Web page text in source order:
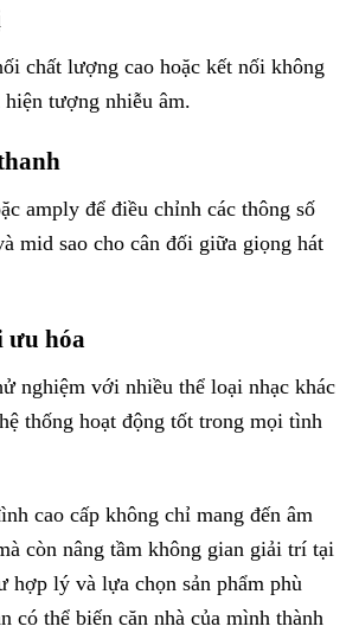
chất lượng cao hoặc kết nối không
tượng nhiễu âm.
amply để điều chỉnh các thông số
mid sao cho cân đối giữa giọng hát
ưu hóa
nghiệm với nhiều thể loại nhạc khác
thống hoạt động tốt trong mọi tình
cao cấp không chỉ mang đến âm
còn nâng tầm không gian giải trí tại
hợp lý và lựa chọn sản phẩm phù
có thể biến căn nhà của mình thành